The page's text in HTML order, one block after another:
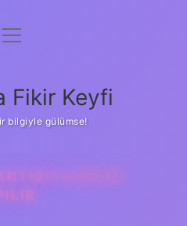
Uyarı
menüyü
Fikir Keyfi
bilgiyle gülümse!